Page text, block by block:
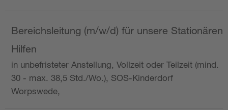
Bereichsleitung (m/w/d) für unsere Stationären
Hilfen
in unbefristeter Anstellung, Vollzeit oder Teilzeit (mind.
30 - max. 38,5 Std./Wo.), SOS-Kinderdorf
Worpswede,